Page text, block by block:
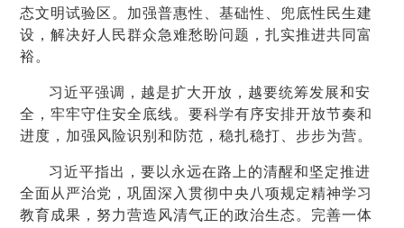
态文明试验区。加强普惠性、基础性、兜底性民生建
设，解决好人民群众急难愁盼问题，扎实推进共同富
裕。
习近平强调，越是扩大开放，越要统筹发展和安
全，牢牢守住安全底线。要科学有序安排开放节奏和
进度，加强风险识别和防范，稳扎稳打、步步为营。
习近平指出，要以永远在路上的清醒和坚定推进
全面从严治党，巩固深入贯彻中央八项规定精神学习
教育成果，努力营造风清气正的政治生态。完善一体